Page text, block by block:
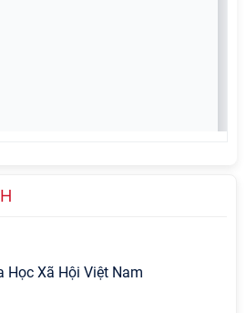
Học Xã Hội Việt Nam